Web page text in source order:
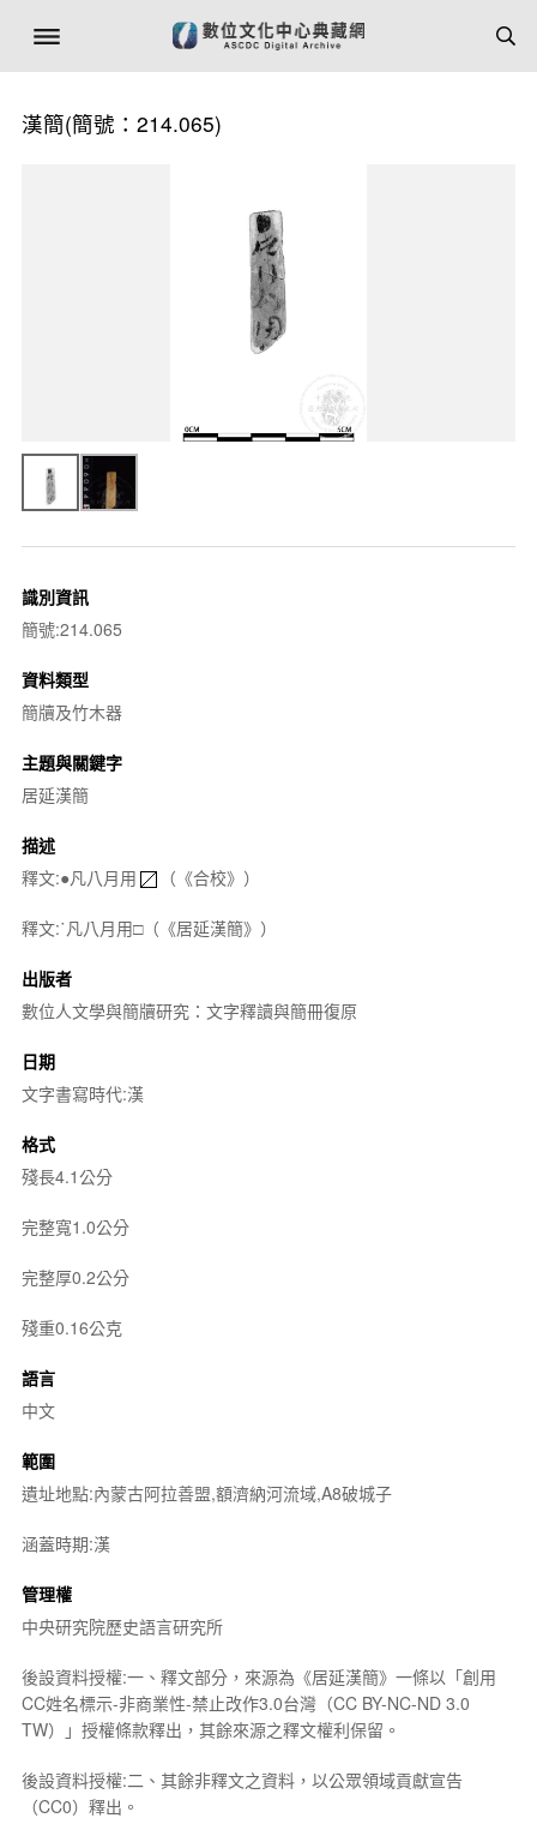
漢簡(簡號：214.065)
識別資訊
簡號:214.065
資料類型
簡牘及竹木器
主題與關鍵字
居延漢簡
描述
釋文:●凡八月用
（《合校》）
釋文:˙凡八月用□（《居延漢簡》）
出版者
數位人文學與簡牘研究：文字釋讀與簡冊復原
日期
文字書寫時代:漢
格式
殘長4.1公分
完整寬1.0公分
完整厚0.2公分
殘重0.16公克
語言
中文
範圍
遺址地點:內蒙古阿拉善盟,額濟納河流域,A8破城子
涵蓋時期:漢
管理權
中央研究院歷史語言研究所
後設資料授權:一、釋文部分，來源為《居延漢簡》一條以「創用
CC姓名標示-非商業性-禁止改作3.0台灣（CC BY-NC-ND 3.0
TW）」授權條款釋出，其餘來源之釋文權利保留。
後設資料授權:二、其餘非釋文之資料，以公眾領域貢獻宣告
（CC0）釋出。